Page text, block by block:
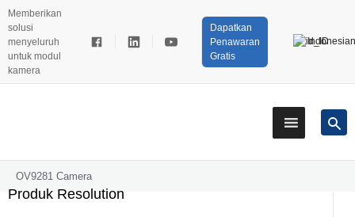
Memberikan
solusi
menyeluruh
untuk modul
kamera
Dapatkan
Penawaran
Gratis
Indonesian
OV9281 Camera
Produk Resolution